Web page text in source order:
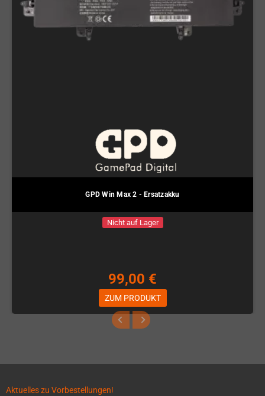
GPD Win Max 2 - Ersatzakku
Nicht auf Lager
99,00 €
ZUM PRODUKT
Aktuelles zu Vorbestellungen!